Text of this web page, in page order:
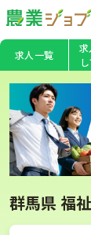
求人一覧
求
群馬県 福